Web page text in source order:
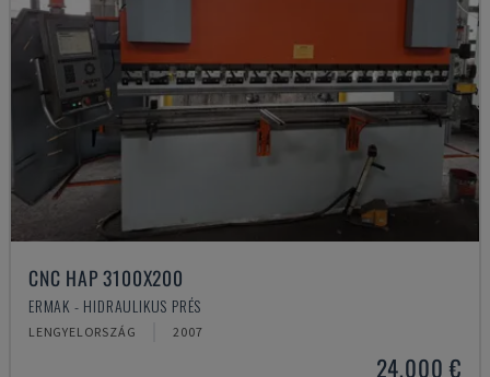
CNC HAP 3100X200
ERMAK - HIDRAULIKUS PRÉS
LENGYELORSZÁG 2007
24,000 €